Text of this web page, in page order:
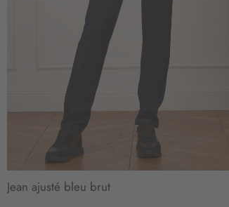
Jean ajusté bleu brut